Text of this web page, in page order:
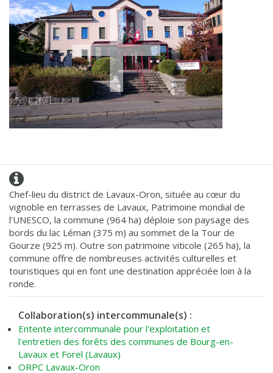
Chef-lieu du district de Lavaux-Oron, située au cœur du
vignoble en terrasses de Lavaux, Patrimoine mondial de
l’UNESCO, la commune (964 ha) déploie son paysage des
bords du lac Léman (375 m) au sommet de la Tour de
Gourze (925 m). Outre son patrimoine viticole (265 ha), la
commune offre de nombreuses activités culturelles et
touristiques qui en font une destination appréciée loin à la
ronde.
Collaboration(s) intercommunale(s) :
Entente intercommunale pour l'exploitation et
l'entretien des forêts des communes de Bourg-en-
Lavaux et Forel (Lavaux)
ORPC Lavaux-Oron